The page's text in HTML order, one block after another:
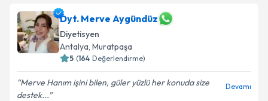
Dyt. Merve Aygündüz
Diyetisyen
Antalya, Muratpaşa
5 (164 Değerlendirme)
Merve Hanım işini bilen, güler yüzlü her konuda size
destek...
Devamı